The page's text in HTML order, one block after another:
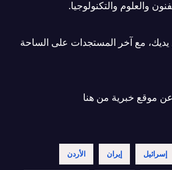
والعلوم والتكنولوجيا.
يديك، مع آخر المستجدات على الساحة
موقع خبرية من هنا
إسرائيل إيران الأردن